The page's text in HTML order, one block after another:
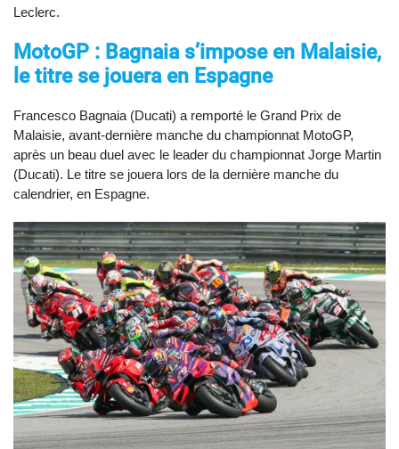
Leclerc.
MotoGP : Bagnaia s’impose en Malaisie,
le titre se jouera en Espagne
Francesco Bagnaia (Ducati) a remporté le Grand Prix de
Malaisie, avant-dernière manche du championnat MotoGP,
après un beau duel avec le leader du championnat Jorge Martin
(Ducati). Le titre se jouera lors de la dernière manche du
calendrier, en Espagne.